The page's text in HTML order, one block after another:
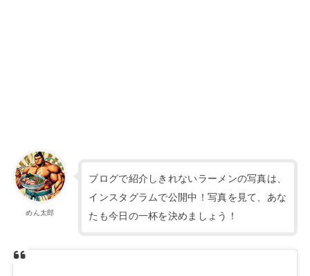
めん太郎
ブログで紹介しきれないラーメンの写真は、
インスタグラムで公開中！写真を見て、あな
たも今日の一杯を決めましょう！